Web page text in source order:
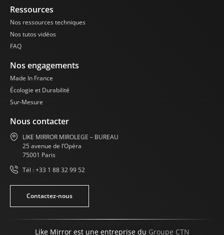
Ressources
Nos ressources techniques
Nos tutos vidéos
FAQ
Nos engagements
Made In France
Écologie et Durabilité
Sur-Mesure
Nous contacter
LIKE MIRROR MIROLEGE – BUREAU
25 avenue de l’Opéra
75001 Paris
Tél : +33 1 88 32 99 52
Contactez-nous
Like Mirror est une entreprise du Groupe CTN